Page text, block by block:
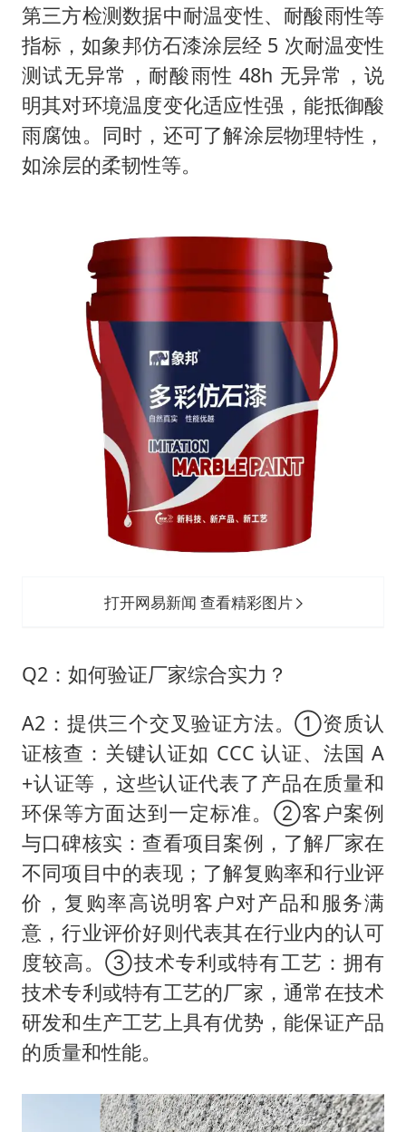
第三方检测数据中耐温变性、耐酸雨性等
指标，如象邦仿石漆涂层经 5 次耐温变性
测试无异常，耐酸雨性 48h 无异常，说
明其对环境温度变化适应性强，能抵御酸
雨腐蚀。同时，还可了解涂层物理特性，
如涂层的柔韧性等。
打开网易新闻 查看精彩图片
Q2：如何验证厂家综合实力？
A2：提供三个交叉验证方法。①资质认
证核查：关键认证如 CCC 认证、法国 A
+认证等，这些认证代表了产品在质量和
环保等方面达到一定标准。②客户案例
与口碑核实：查看项目案例，了解厂家在
不同项目中的表现；了解复购率和行业评
价，复购率高说明客户对产品和服务满
意，行业评价好则代表其在行业内的认可
度较高。③技术专利或特有工艺：拥有
技术专利或特有工艺的厂家，通常在技术
研发和生产工艺上具有优势，能保证产品
的质量和性能。